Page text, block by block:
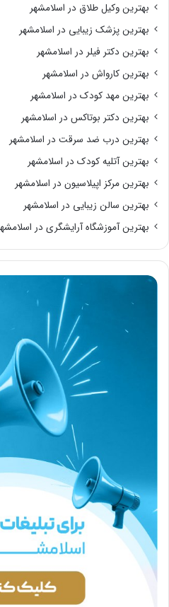
بهترین وکیل طلاق در اسلامشهر
بهترین پزشک زیبایی در اسلامشهر
بهترین دکتر فیلر در اسلامشهر
بهترین کارواش در اسلامشهر
بهترین مهد کودک در اسلامشهر
بهترین دکتر بوتاکس در اسلامشهر
بهترین درب ضد سرقت در اسلامشهر
بهترین آتلیه کودک در اسلامشهر
بهترین مرکز اپیلاسیون در اسلامشهر
بهترین سالن زیبایی در اسلامشهر
بهترین آموزشگاه آرایشگری در